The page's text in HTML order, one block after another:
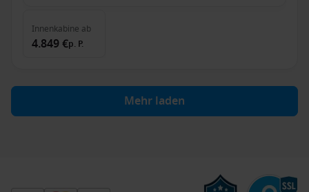
Innenkabine ab
4.849 €p. P.
Mehr laden